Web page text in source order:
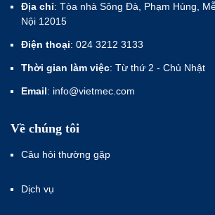
Địa chỉ: Tòa nhà Sông Đà, Phạm Hùng,
Nội 12015
Điện thoại: 024 3212 3133
Thời gian làm việc: Từ thứ 2 - Chủ Nhật
Email: info@vietmec.com
Về chúng tôi
Câu hỏi thường gặp
Dịch vụ